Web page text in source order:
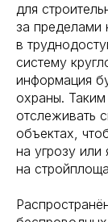
для
за пределами
в
систему
информация
охраны.
отслеживать
объектах,
на угрозу или
на